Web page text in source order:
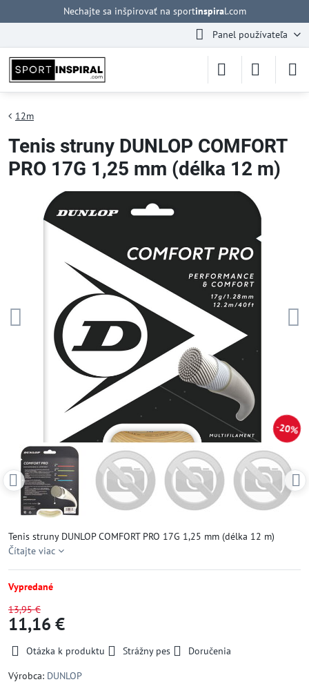
Nechajte sa inšpirovať na sportinspiral.com
Panel používateľa
20%
12m
Tenis struny DUNLOP COMFORT
PRO 17G 1,25 mm (délka 12 m)
Tenis struny DUNLOP COMFORT PRO 17G 1,25 mm (délka 12 m)
Čítajte viac
Vypredané
13,95 €
11,16 €
Otázka k produktu Strážny pes
Doručenia
Výrobca: DUNLOP